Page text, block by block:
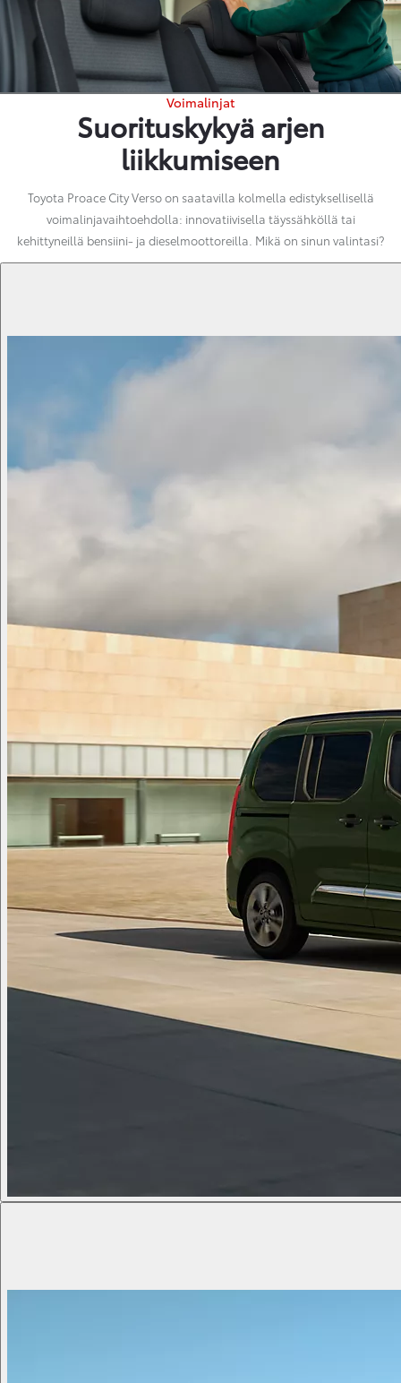
Voimalinjat
Suorituskykyä arjen
liikkumiseen
Toyota Proace City Verso on saatavilla kolmella edistyksellisellä
voimalinjavaihtoehdolla: innovatiivisella täyssähköllä tai
kehittyneillä bensiini- ja dieselmoottoreilla. Mikä on sinun valintasi?